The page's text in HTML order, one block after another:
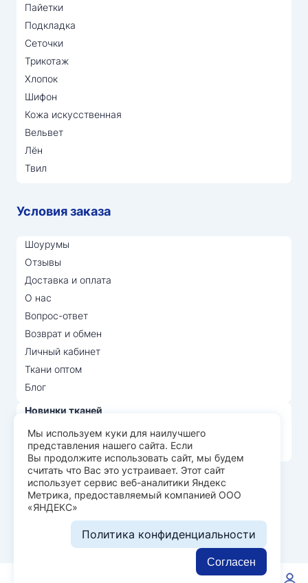
Пайетки
Подкладка
Сеточки
Трикотаж
Хлопок
Шифон
Кожа искусственная
Вельвет
Лён
Твил
Условия заказа
Шоурумы
Отзывы
Доставка и оплата
О нас
Вопрос-ответ
Возврат и обмен
Личный кабинет
Ткани оптом
Блог
Новинки тканей
Распродажа тканей
Лидеры продаж
© Арт Текс — продажа тканей оптом, 2026
Пользовательское соглашение
Политика конфиденциальности
Разработка сайта —
Мы используем куки для наилучшего
представления нашего сайта. Если
Вы продолжите использовать сайт, мы будем
считать что Вас это устраивает. Этот сайт
использует сервис веб-аналитики Яндекс
Метрика, предоставляемый компанией ООО
«ЯНДЕКС»
Политика конфиденциальности
Согласен